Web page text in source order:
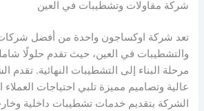
شركة مقاولات وتشطيبات في العين
تعد شركة اوكساجون واحدة من أفضل شركات
والتشطيبات في العين، حيث تقدم حلولًا
مرحلة البناء إلى التشطيبات النهائية. تقدم
عالية وتصاميم مميزة تلبي احتياجات العملاء
الشركة بتقديم خدمات تشطيبات داخلية